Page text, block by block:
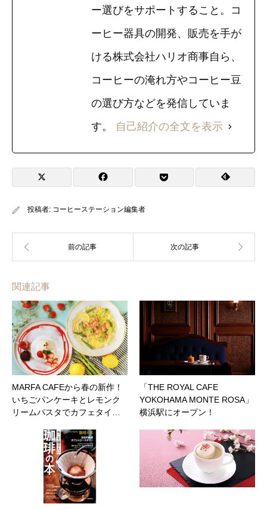
ー選びをサポートすること。コ
ーヒー器具の開発、販売を手が
ける株式会社ハリオ商事自ら、
コーヒーの淹れ方やコーヒー豆
の選び方などを発信していま
す。 自己紹介の全文を表示
投稿者: コーヒーステーション編集者
関連記事
MARFA CAFEから春の新作！
いちごパンケーキとレモンク
リームパスタでカフェタイ…
「THE ROYAL CAFE
YOKOHAMA MONTE ROSA」
横浜駅にオープン！